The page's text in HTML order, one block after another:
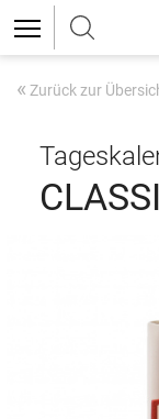
« Zurück zur